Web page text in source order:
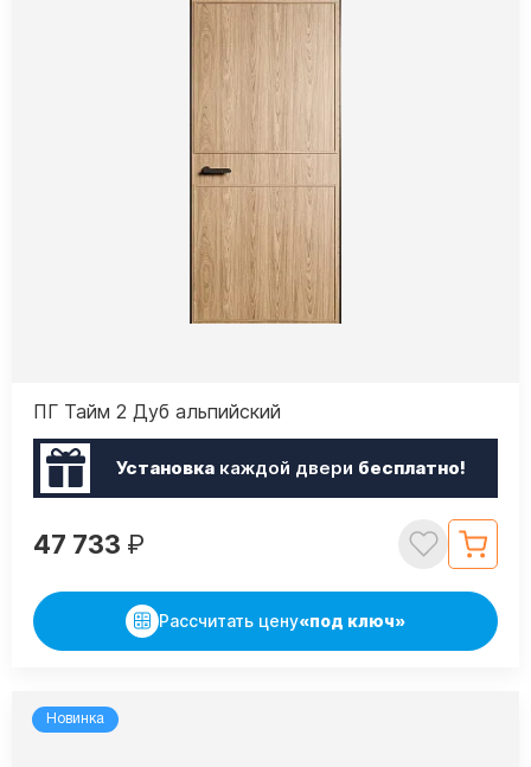
ПГ Тайм 2 Дуб альпийский
Установкакаждой двери бесплатно!
47 733 ₽
Рассчитать цену«под ключ»
Новинка